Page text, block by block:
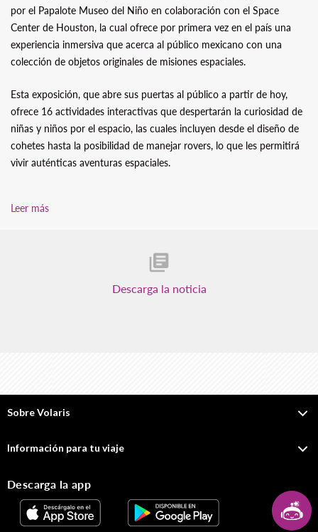
por el Papalote Museo del Niño en colaboración con el Space
Center de Houston, la cual ofrece por primera vez en el país una
experiencia inmersiva que acerca al público mexicano con una
colección de objetos originales de misiones espaciales.
Esta exposición, que abre sus puertas al público a partir de hoy,
ofrece 16 actividades interactivas que despertarán la curiosidad de
niñas y niños por el espacio, las cuales incluyen desde el diseño de
cohetes hasta la posibilidad de manejar rovers, lo que les permitirá
vivir auténticas aventuras espaciales.
Leer más
Descarga la noticia
Sobre Volaris
Información para tu viaje
Descarga la app